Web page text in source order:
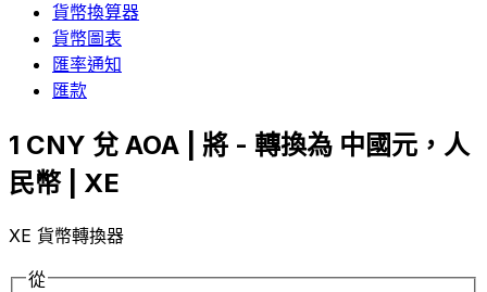
貨幣換算器
貨幣圖表
匯率通知
匯款
1 CNY 兌 AOA | 將 - 轉換為 中國元，人
民幣 | XE
XE 貨幣轉換器
從